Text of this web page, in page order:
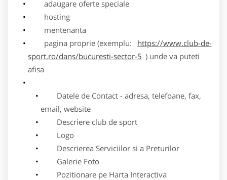
adaugare oferte speciale
hosting
mentenanta
pagina proprie (exemplu:
https://www.club-de-
sport.ro/dans/bucuresti-sector-5 ) unde va puteti
afisa
Datele de Contact - adresa, telefoane, fax,
email, website
Descriere club de sport
Logo
Descrierea Serviciilor si a Preturilor
Galerie Foto
Pozitionare pe Harta Interactiva